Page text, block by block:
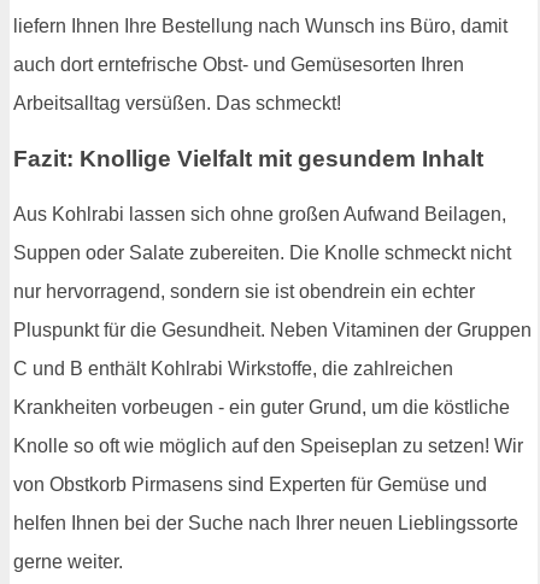
liefern Ihnen Ihre Bestellung nach Wunsch ins Büro, damit
auch dort erntefrische Obst- und Gemüsesorten Ihren
Arbeitsalltag versüßen. Das schmeckt!
Fazit: Knollige Vielfalt mit gesundem Inhalt
Aus Kohlrabi lassen sich ohne großen Aufwand Beilagen,
Suppen oder Salate zubereiten. Die Knolle schmeckt nicht
nur hervorragend, sondern sie ist obendrein ein echter
Pluspunkt für die Gesundheit. Neben Vitaminen der Gruppen
C und B enthält Kohlrabi Wirkstoffe, die zahlreichen
Krankheiten vorbeugen - ein guter Grund, um die köstliche
Knolle so oft wie möglich auf den Speiseplan zu setzen! Wir
von Obstkorb Pirmasens sind Experten für Gemüse und
helfen Ihnen bei der Suche nach Ihrer neuen Lieblingssorte
gerne weiter.